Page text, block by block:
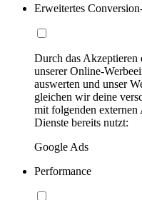
Erweitertes
Durch das Akzeptieren
unserer Online-
auswerten und unser
gleichen wir deine
mit folgenden externen
Dienste bereits nutzt:
Google Ads
Performance